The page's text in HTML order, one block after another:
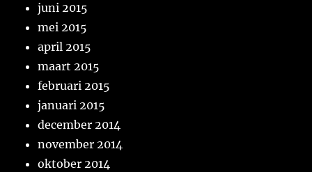
juni 2015
mei 2015
april 2015
maart 2015
februari 2015
januari 2015
december 2014
november 2014
oktober 2014